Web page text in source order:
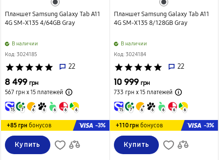
Планшет Samsung Galaxy Tab A11
4G SM-X135 4/64GB Gray
B наличии
Код: 3024185
star star star star star 22
8 499 грн
567 грн х 15 платежей
15 7 6 6 6 6 6
+85 грн бонусов -3%
Купить
Планшет Samsung Galaxy Tab A11
4G SM-X135 8/128GB Gray
B наличии
Код: 3024184
star star star star star 22
10 999 грн
733 грн х 15платежей
15 7 6 6 6 6 6
+110 грн бонусов -3%
Купить